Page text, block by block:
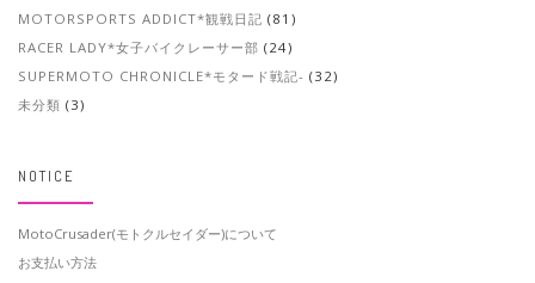
MOTORSPORTS ADDICT*観戦日記 (81)
RACER LADY*女子バイクレーサー部 (24)
SUPERMOTO CHRONICLE*モタード戦記- (32)
未分類 (3)
NOTICE
MotoCrusader(モトクルセイダー)について
お支払い方法